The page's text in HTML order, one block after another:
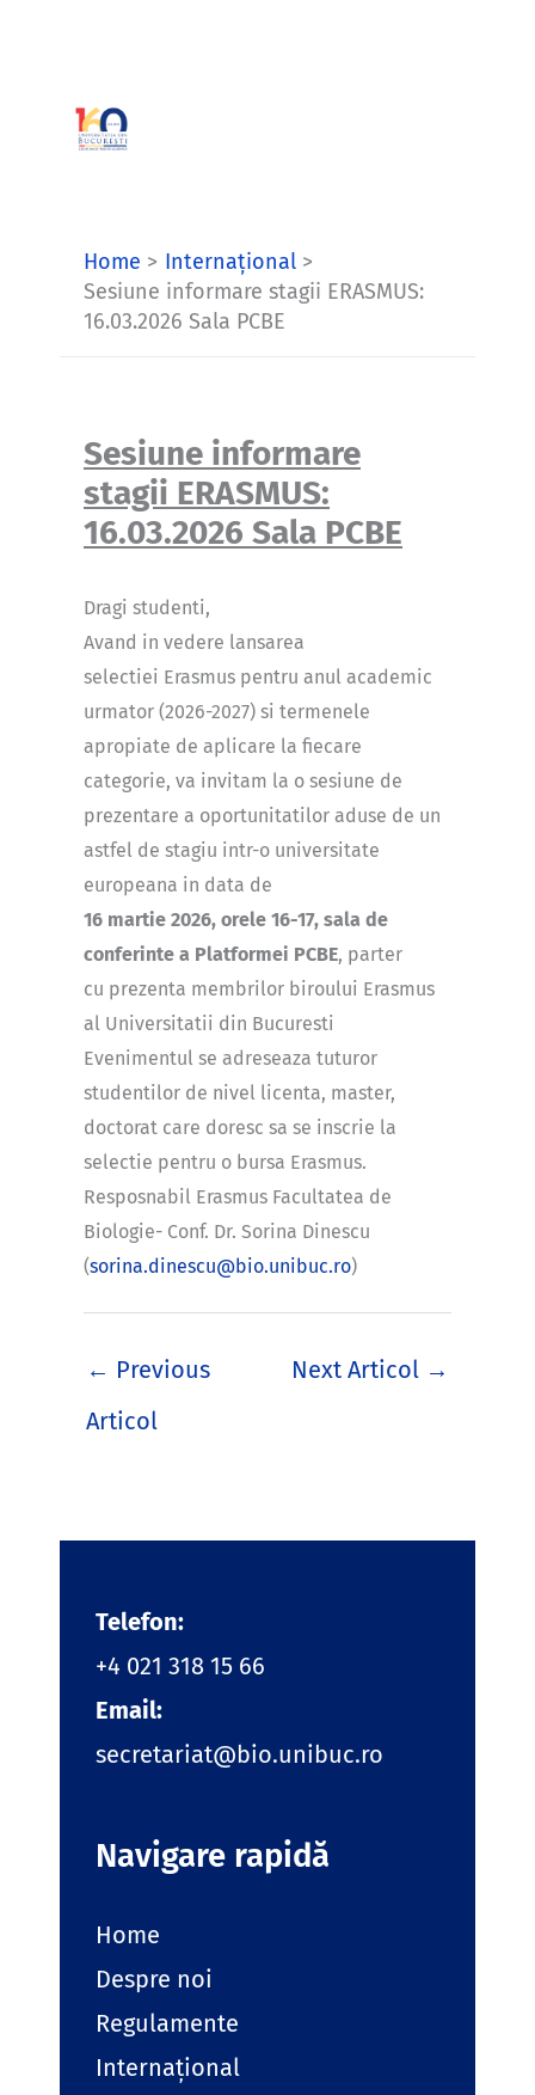
Home
Internațional
Sesiune informare stagii ERASMUS:
16.03.2026 Sala PCBE
Sesiune informare
stagii ERASMUS:
16.03.2026 Sala PCBE
Dragi studenti,
Avand in vedere lansarea
selectiei Erasmus pentru anul academic
urmator (2026-2027) si termenele
apropiate de aplicare la fiecare
categorie, va invitam la o sesiune de
prezentare a oportunitatilor aduse de un
astfel de stagiu intr-o universitate
europeana in data de
16 martie 2026, orele 16-17, sala de
conferinte a Platformei PCBE, parter
cu prezenta membrilor biroului Erasmus
al Universitatii din Bucuresti
Evenimentul se adreseaza tuturor
studentilor de nivel licenta, master,
doctorat care doresc sa se inscrie la
selectie pentru o bursa Erasmus.
Resposnabil Erasmus Facultatea de
Biologie- Conf. Dr. Sorina Dinescu
(sorina.dinescu@bio.unibuc.ro)
← Previous
Articol
Next Articol →
Telefon:
+4 021 318 15 66
Email:
secretariat@bio.unibuc.ro
Navigare rapidă
Home
Despre noi
Regulamente
Internațional